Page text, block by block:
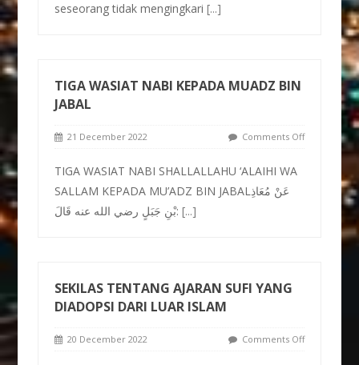
seseorang tidak mengingkari[...]
TIGA WASIAT NABI KEPADA MUADZ BIN
JABAL
21 December 2022 Comments Off
TIGA WASIAT NABI SHALLALLAHU ‘ALAIHI WA
SALLAM KEPADA MU’ADZ BIN JABALعَنْ مُعَاذِ
بْنِ جَبَلٍ رضي الله عنه قَالَ:[...]
SEKILAS TENTANG AJARAN SUFI YANG
DIADOPSI DARI LUAR ISLAM
20 December 2022 Comments Off